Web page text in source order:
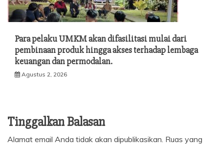
Para pelaku UMKM akan difasilitasi mulai dari
pembinaan produk hingga akses terhadap lembaga
keuangan dan permodalan.
Agustus 2, 2026
Tinggalkan Balasan
Alamat email Anda tidak akan dipublikasikan. Ruas yang